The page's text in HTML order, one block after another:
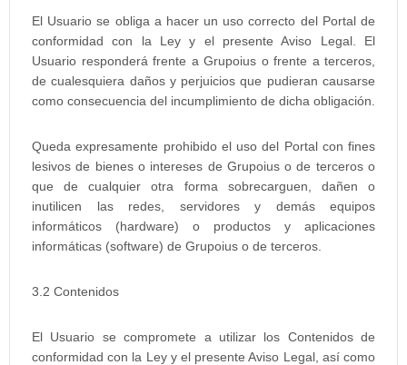
El Usuario se obliga a hacer un uso correcto del Portal de
conformidad con la Ley y el presente Aviso Legal. El
Usuario responderá frente a Grupoius o frente a terceros,
de cualesquiera daños y perjuicios que pudieran causarse
como consecuencia del incumplimiento de dicha obligación.
Queda expresamente prohibido el uso del Portal con fines
lesivos de bienes o intereses de Grupoius o de terceros o
que de cualquier otra forma sobrecarguen, dañen o
inutilicen las redes, servidores y demás equipos
informáticos (hardware) o productos y aplicaciones
informáticas (software) de Grupoius o de terceros.
3.2 Contenidos
El Usuario se compromete a utilizar los Contenidos de
conformidad con la Ley y el presente Aviso Legal, así como